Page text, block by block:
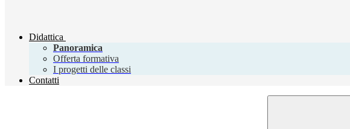
Didattica
Panoramica
Offerta formativa
I progetti delle classi
Contatti